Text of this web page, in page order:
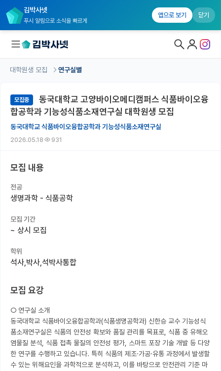
김박사넷
푸시 알림으로 소식을 빠르게
앱으로 보기 닫기
대학원생 모집 홈
기관별 모집 정보
연구실별 모집 정보
전공별 모집 정보
국내대학원 정보
연구실&오픈랩
커리어
반도체 아카데미
재팬라운지 🌸
대학원생 모집 연구실별
모집중
동국대학교 고양바이오메디캠퍼스 식품바이오융
합공학과 기능성식품소재연구실 대학원생 모집
동국대학교 식품바이오융합공학과 기능성식품소재연구실
2026.05.18 931
모집 내용
전공
생명과학 - 식품공학
모집 기간
~ 상시 모집
학위
석사,박사,석박사통합
모집 요강
○ 연구실 소개
동국대학교 식품바이오융합공학과(식품생명공학과) 신한승 교수 기능성식
품소재연구실은 식품의 안전성 확보와 품질 관리를 목표로, 식품 중 유해오
염물질 분석, 식품 접촉 물질의 안전성 평가, 스마트 포장 기술 개발 등 다양
한 연구를 수행하고 있습니다. 특히 식품의 제조·가공·유통 과정에서 발생할
수 있는 위해요인을 과학적으로 분석하고, 이를 바탕으로 안전관리 기준 마